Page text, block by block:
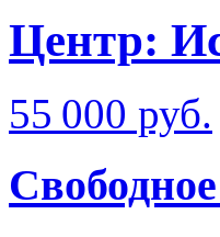
Центр:
55 000 руб.